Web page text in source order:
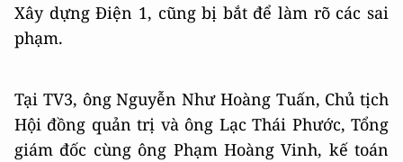
Xây dựng Điện 1, cũng bị bắt để làm rõ các sai
phạm.
Tại TV3, ông Nguyễn Như Hoàng Tuấn, Chủ tịch
Hội đồng quản trị và ông Lạc Thái Phước, Tổng
giám đốc cùng ông Phạm Hoàng Vinh, kế toán